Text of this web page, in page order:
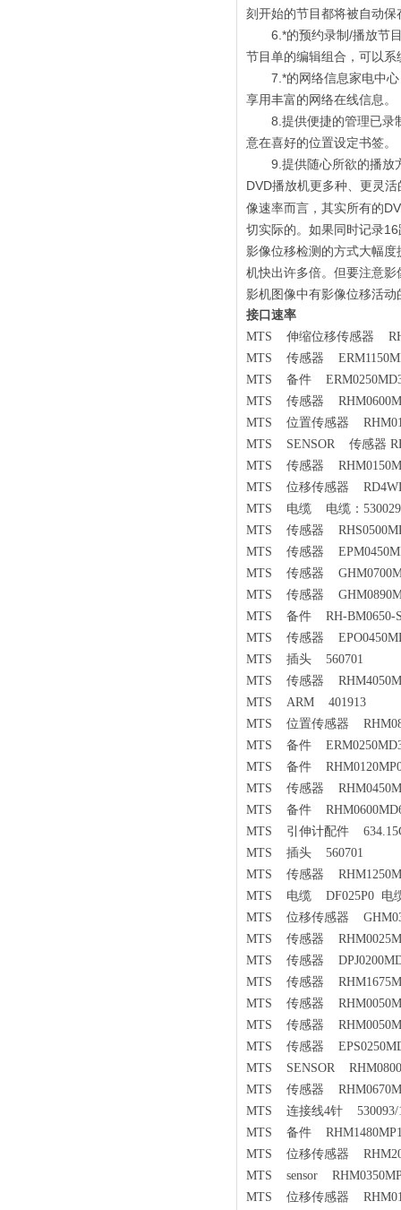
刻开始的节目都将被自动
6.*的预约录制/播放节目
节目单的编辑组合，可以
7.*的网络信息家电中心
享用丰富的网络在线信息。
8.提供便捷的管理已录制
意在喜好的位置设定书签。
9.提供随心所欲的播放方
DVD播放机更多种、更灵
像速率而言，其实所有的
切实际的。如果同时记录
影像位移检测的方式大幅
机快出许多倍。但要注意
影机图像中有影像位移活
接口速率
MTS 伸缩位移传感器
MTS 传感器
MTS 备件
MTS 传感器
MTS 位置传感器
MTS SENSOR 传感器
MTS 传感器
MTS 位移传感器
MTS 电缆 电缆：530029
MTS 传感器
MTS 传感器
MTS 传感器
MTS 传感器
MTS 备件 RH-BM0650-
MTS 传感器
MTS 插头 560701
MTS 传感器
MTS ARM 401913
MTS 位置传感器
MTS 备件
MTS 备件
MTS 传感器
MTS 备件
MTS 引伸计配件
MTS 插头 560701
MTS 传感器
MTS 电缆 DF025P0 电
MTS 位移传感器
MTS 传感器
MTS 传感器
MTS 传感器
MTS 传感器
MTS 传感器
MTS 传感器
MTS SENSOR
MTS 传感器
MTS 连接线4针 530093/
MTS 备件
MTS 位移传感器
MTS sensor
MTS 位移传感器